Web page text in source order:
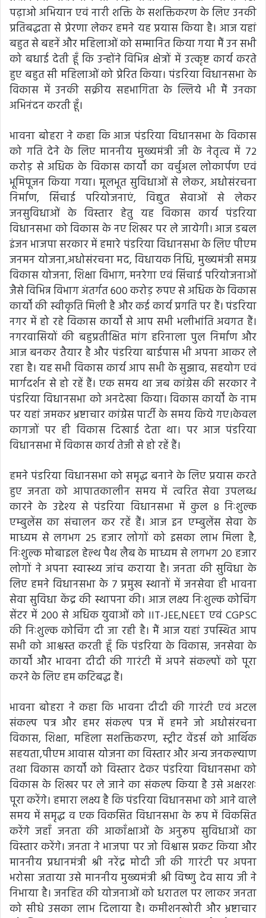
पढ़ाओ अभियान एवं नारी शक्ति के सशक्तिकरण के लिए उनकी
प्रतिबद्धता से प्रेरणा लेकर हमने यह प्रयास किया है। आज यहां
बहुत से बहनें और महिलाओं को सम्मानित किया गया मैं उन सभी
को बधाई देती हूँ कि उन्होंने विभिन्न क्षेत्रों में उत्कृष्ट कार्य करते
हुए बहुत सी महिलाओं को प्रेरित किया। पंडरिया विधानसभा के
विकास में उनकी सक्रीय सहभागिता के ल्लिये भी मैं उनका
अभिनंदन करती हूँ।
भावना बोहरा ने कहा कि आज पंडरिया विधानसभा के विकास
को गति देने के लिए माननीय मुख्यमंत्री जी के नेतृत्व में 72
करोड़ से अधिक के विकास कार्यों का वर्चुअल लोकार्पण एवं
भूमिपूजन किया गया। मूलभूत सुविधाओं से लेकर, अधोसंरचना
निर्माण, सिंचाई परियोजनाएं, विद्युत सेवाओं से लेकर
जनसुविधाओं के विस्तार हेतु यह विकास कार्य पंडरिया
विधानसभा को विकास के नए शिखर पर ले जायेगी। आज डबल
इंजन भाजपा सरकार में हमारे पंडरिया विधानसभा के लिए पीएम
जनमन योजना,अधोसंरचना मद, विधायक निधि, मुख्यमंत्री समग्र
विकास योजना, शिक्षा विभाग, मनरेगा एवं सिंचाई परियोजनाओं
जैसे विभिन्न विभाग अंतर्गत 600 करोड़ रुपए से अधिक के विकास
कार्यों की स्वीकृति मिली है और कई कार्य प्रगति पर हैं। पंडरिया
नगर में हो रहे विकास कार्यों से आप सभी भलीभांति अवगत हैं।
नगरवासियों की बहुप्रतीक्षित मांग हरिनाला पुल निर्माण और
आज बनकर तैयार है और पंडरिया बाईपास भी अपना आकर ले
रहा है। यह सभी विकास कार्य आप सभी के सुझाव, सहयोग एवं
मार्गदर्शन से हो रहें हैं। एक समय था जब कांग्रेस की सरकार ने
पंडरिया विधानसभा को अनदेखा किया। विकास कार्यों के नाम
पर यहां जमकर भ्रष्टाचार कांग्रेस पार्टी के समय किये गए।केवल
कागजों पर ही विकास दिखाई देता था। पर आज पंडरिया
विधानसभा में विकास कार्य तेजी से हो रहें हैं।
हमने पंडरिया विधानसभा को समृद्ध बनाने के लिए प्रयास करते
हुए जनता को आपातकालीन समय में त्वरित सेवा उपलब्ध
कारने के उद्देश्य से पंडरिया विधानसभा में कुल 8 निःशुल्क
एम्बुलेंस का संचालन कर रहें हैं। आज इन एम्बुलेंस सेवा के
माध्यम से लगभग 25 हजार लोगों को इसका लाभ मिला है,
निःशुल्क मोबाइल हेल्थ पैथ लैब के माध्यम से लगभग 20 हजार
लोगों ने अपना स्वास्थ्य जांच कराया है। जनता की सुविधा के
लिए हमने विधानसभा के 7 प्रमुख स्थानों में जनसेवा ही भावना
सेवा सुविधा केंद्र की स्थापना की। आज लक्ष्य निःशुल्क कोचिंग
सेंटर में 200 से अधिक युवाओं को IIT-JEE,NEET एवं CGPSC
की निःशुल्क कोचिंग दी जा रही है। मैं आज यहां उपस्थित आप
सभी को आश्वस्त करती हूँ कि पंडरिया के विकास, जनसेवा के
कार्यों और भावना दीदी की गारंटी में अपने संकल्पों को पूरा
करने के लिए हम कटिबद्ध हैं।
भावना बोहरा ने कहा कि भावना दीदी की गारंटी एवं अटल
संकल्प पत्र और हमर संकल्प पत्र में हमने जो अधोसंरचना
विकास, शिक्षा, महिला सशक्तिकरण, स्ट्रीट वेंडर्स को आर्थिक
सहयता,पीएम आवास योजना का विस्तार और अन्य जनकल्याण
तथा विकास कार्यों को विस्तार देकर पंडरिया विधानसभा को
विकास के शिखर पर ले जाने का संकल्प किया है उसे अक्षरशः
पूरा करेंगे। हमारा लक्ष्य है कि पंडरिया विधानसभा को आने वाले
समय में समृद्ध व एक विकसित विधानसभा के रूप में विकसित
करेंगे जहाँ जनता की आकाँक्षाओं के अनुरूप सुविधाओं का
विस्तार करेंगे। जनता ने भाजपा पर जो विश्वास प्रकट किया और
माननीय प्रधानमंत्री श्री नरेंद्र मोदी जी की गारंटी पर अपना
भरोसा जताया उसे माननीय मुख्यमंत्री श्री विष्णु देव साय जी ने
निभाया है। जनहित की योजनाओं को धरातल पर लाकर जनता
को सीधे उसका लाभ दिलाया है। कमीशनखोरी और भ्रष्टाचार